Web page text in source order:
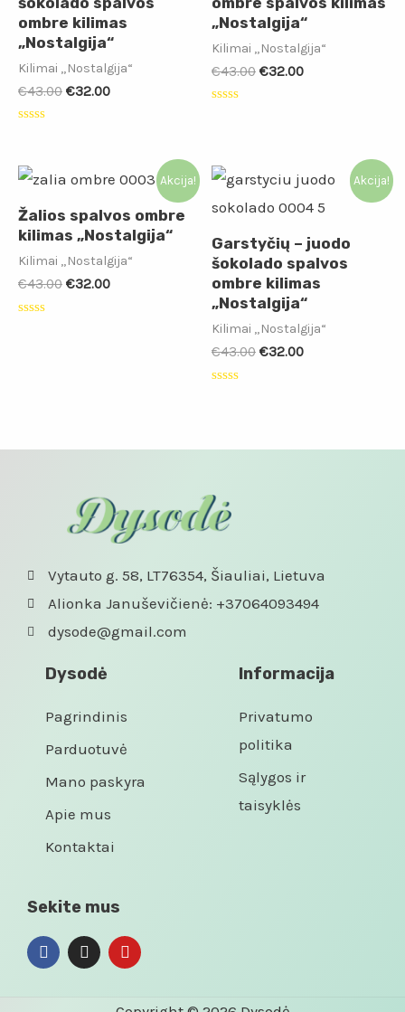
ombre kilimas
„Nostalgija“
Kilimai „Nostalgija“
€43.00 €32.00
5
„Nostalgija“
Kilimai „Nostalgija“
€43.00 €32.00
Akcija!
Žalios spalvos ombre
kilimas „Nostalgija“
Kilimai „Nostalgija“
€43.00 €32.00
Akcija!
Garstyčių – juodo
šokolado spalvos
ombre kilimas
„Nostalgija“
Kilimai „Nostalgija“
€43.00 €32.00
Vytauto g. 58, LT76354, Šiauliai, Lietuva
Alionka Januševičienė: +37064093494
dysode@gmail.com
Dysodė
Pagrindinis
Parduotuvė
Mano paskyra
Apie mus
Kontaktai
Informacija
Privatumo
politika
Sąlygos ir
taisyklės
Sekite mus